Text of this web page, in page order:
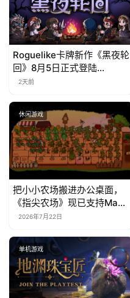
Roguelike卡牌新作《黑夜轮
回》8月5日正式登陆
Steam，首发9折优惠开启
2天前
休闲游戏
把小小农场搬进办公桌面，
《指尖农场》现已支持Mac
系统！
2026年7月22日
单机游戏